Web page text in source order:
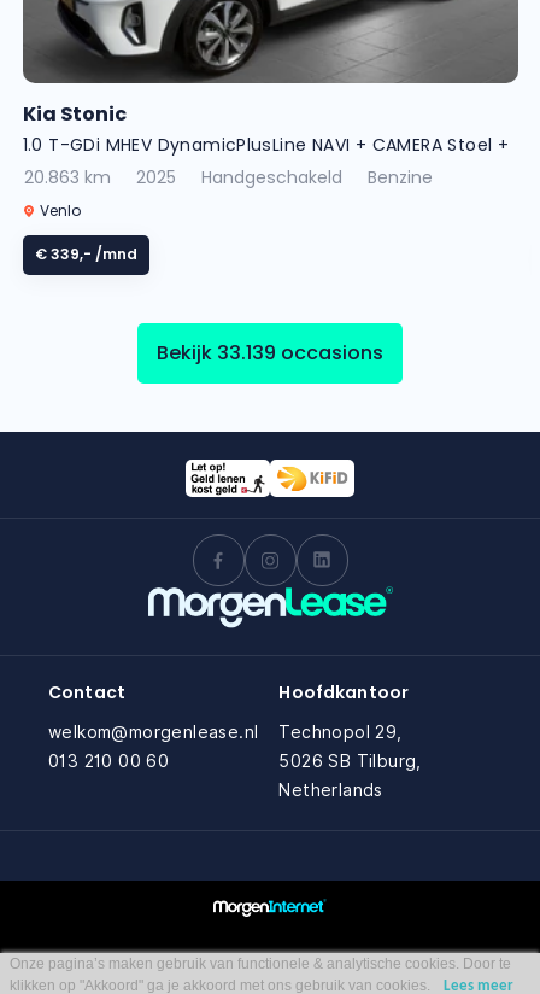
Kia Stonic
1.0 T-GDi MHEV DynamicPlusLine NAVI + CAMERA Stoel +
Stuurverw.
20.863 km 2025 Handgeschakeld Benzine
Venlo
€ 339,- /mnd
Bekijk 33.139 occasions
Contact
welkom@morgenlease.nl
013 210 00 60
Hoofdkantoor
Technopol 29,
5026 SB Tilburg,
Netherlands
Onze pagina’s maken gebruik van functionele & analytische cookies. Door te
klikken op "Akkoord" ga je akkoord met ons gebruik van cookies.
Lees meer